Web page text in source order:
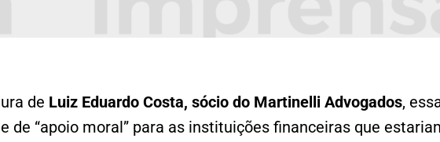
de Luiz Eduardo Costa, sócio do Martinelli Advogados,
de “apoio moral” para as instituições financeiras que